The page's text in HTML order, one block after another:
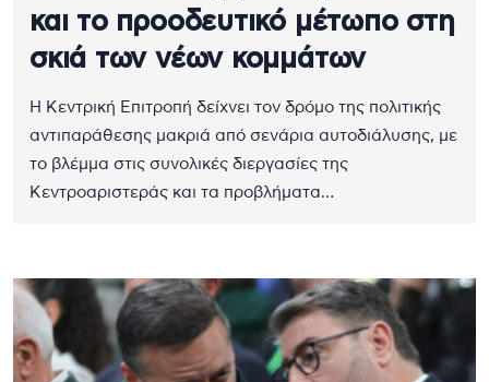
και το προοδευτικό μέτωπο στη
σκιά των νέων κομμάτων
Η Κεντρική Επιτροπή δείχνει τον δρόμο της πολιτικής
αντιπαράθεσης μακριά από σενάρια αυτοδιάλυσης, με
το βλέμμα στις συνολικές διεργασίες της
Κεντροαριστεράς και τα προβλήματα…